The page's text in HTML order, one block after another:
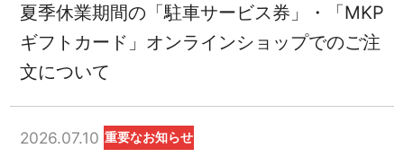
夏季休業期間の「駐車サービス券」・「MKP
ギフトカード」オンラインショップでのご注
文について
2026.07.10 重要なお知らせ